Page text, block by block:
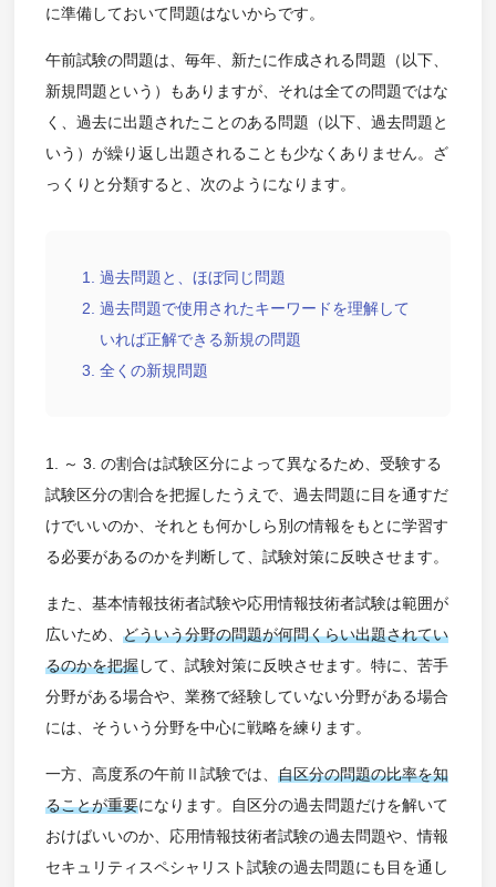
に準備しておいて問題はないからです。
午前試験の問題は、毎年、新たに作成される問題（以下、
新規問題という）もありますが、それは全ての問題ではな
く、過去に出題されたことのある問題（以下、過去問題と
いう）が繰り返し出題されることも少なくありません。ざ
っくりと分類すると、次のようになります。
過去問題と、ほぼ同じ問題
過去問題で使用されたキーワードを理解して
いれば正解できる新規の問題
全くの新規問題
1. ～ 3. の割合は試験区分によって異なるため、受験する
試験区分の割合を把握したうえで、過去問題に目を通すだ
けでいいのか、それとも何かしら別の情報をもとに学習す
る必要があるのかを判断して、試験対策に反映させます。
また、基本情報技術者試験や応用情報技術者試験は範囲が
広いため、 どういう分野の問題が何問くらい出題されてい
るのかを把握して、試験対策に反映させます。特に、苦手
分野がある場合や、業務で経験していない分野がある場合
には、そういう分野を中心に戦略を練ります。
一方、高度系の午前Ⅱ試験では、 自区分の問題の比率を知
ることが重要になります。自区分の過去問題だけを解いて
おけばいいのか、応用情報技術者試験の過去問題や、情報
セキュリティスペシャリスト試験の過去問題にも目を通し